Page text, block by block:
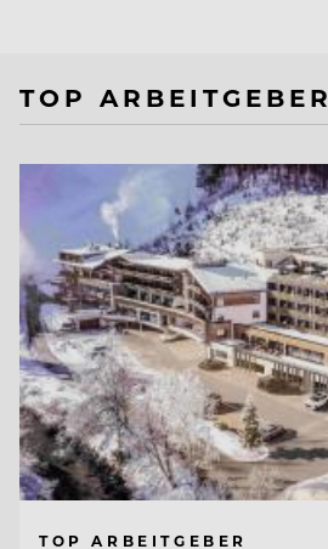
TOP ARBEITGEBER
TOP ARBEITGEBER